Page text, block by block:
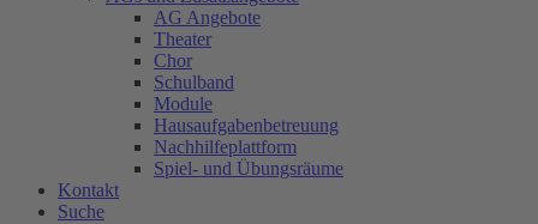
AG Angebote
Theater
Chor
Schulband
Module
Hausaufgabenbetreuung
Nachhilfeplattform
Spiel- und Übungsräume
Kontakt
Suche